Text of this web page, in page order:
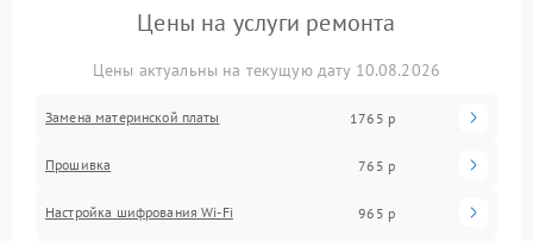
Цены на услуги ремонта
Цены актуальны на текущую дату 10.08.2026
Замена материнской платы 1765 р
Прошивка 765 р
Настройка шифрования Wi-Fi 965 р